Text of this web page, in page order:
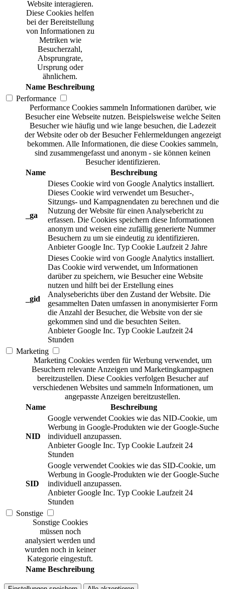
Website interagieren.
Diese Cookies helfen
bei der Bereitstellung
von Informationen zu
Metriken wie
Besucherzahl,
Absprungrate,
Ursprung oder
ähnlichem.
Name Beschreibung
Performance
Performance Cookies sammeln Informationen darüber, wie
Besucher eine Webseite nutzen. Beispielsweise welche Seiten
Besucher wie häufig und wie lange besuchen, die Ladezeit
der Website oder ob der Besucher Fehlermeldungen angezeigt
bekommen. Alle Informationen, die diese Cookies sammeln,
sind zusammengefasst und anonym - sie können keinen
Besucher identifizieren.
Name
Beschreibung
_ga
Dieses Cookie wird von Google Analytics installiert.
Dieses Cookie wird verwendet um Besucher-,
Sitzungs- und Kampagnendaten zu berechnen und die
Nutzung der Website für einen Analysebericht zu
erfassen. Die Cookies speichern diese Informationen
anonym und weisen eine zufällig generierte Nummer
Besuchern zu um sie eindeutig zu identifizieren.
Anbieter Google Inc. Typ Cookie Laufzeit 2 Jahre
_gid
Dieses Cookie wird von Google Analytics installiert.
Das Cookie wird verwendet, um Informationen
darüber zu speichern, wie Besucher eine Website
nutzen und hilft bei der Erstellung eines
Analyseberichts über den Zustand der Website. Die
gesammelten Daten umfassen in anonymisierter Form
die Anzahl der Besucher, die Website von der sie
gekommen sind und die besuchten Seiten.
Anbieter Google Inc. Typ Cookie Laufzeit 24
Stunden
Marketing
Marketing Cookies werden für Werbung verwendet, um
Besuchern relevante Anzeigen und Marketingkampagnen
bereitzustellen. Diese Cookies verfolgen Besucher auf
verschiedenen Websites und sammeln Informationen, um
angepasste Anzeigen bereitzustellen.
Name
Beschreibung
NID
Google verwendet Cookies wie das NID-Cookie, um
Werbung in Google-Produkten wie der Google-Suche
individuell anzupassen.
Anbieter Google Inc. Typ Cookie Laufzeit 24
Stunden
SID
Google verwendet Cookies wie das SID-Cookie, um
Werbung in Google-Produkten wie der Google-Suche
individuell anzupassen.
Anbieter Google Inc. Typ Cookie Laufzeit 24
Stunden
Sonstige
Sonstige Cookies
müssen noch
analysiert werden und
wurden noch in keiner
Kategorie eingestuft.
Name Beschreibung